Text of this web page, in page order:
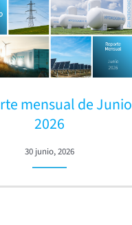
mensual de Junio
2026
30 junio, 2026